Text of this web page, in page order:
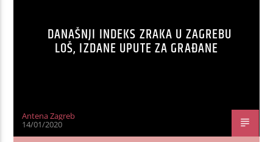
DANAŠNJI INDEKS ZRAKA U ZAGREBU
LOŠ, IZDANE UPUTE ZA GRAĐANE
Antena Zagreb
14/01/2020